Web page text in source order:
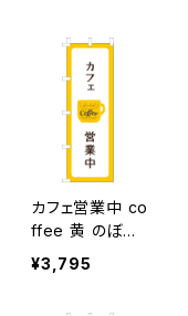
カフェ営業中 co
ffee 黄 のぼり
旗
¥3,795